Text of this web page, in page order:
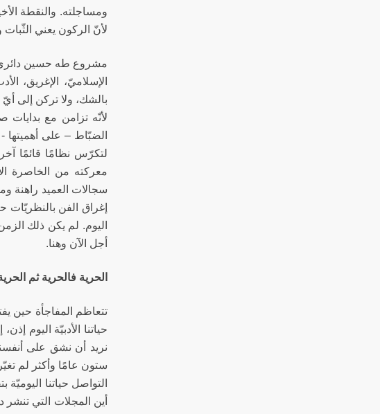
ومساجلته. والنقطة
لأنّ الركون يعني الثّبات
مشروع طه حسين دائريّ
الإسلاميّ، الإغريق،
بالشك، ولا تركن إلى
لأنّه تزامن مع بدايات
الضبّاط – على أهميتها
لتكرّس نظامًا قائمًا
معركته من الخاصرة
سجالات العميد راهنة
إغراق الفن بالنظريّات
اليوم. لم يكن ذلك
أجل الآن وهنا.
الحرية فالحرية ثم
تتعاظم المفاجأة حين
حياتنا الأدبيّة اليوم
نريد أن نشق على
ستون عامًا وأكثر لم
التواصل حياتنا اليوميّة
أين المجلات التي